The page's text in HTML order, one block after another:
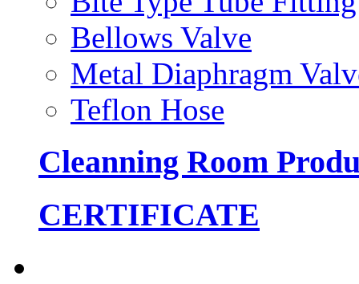
Bellows Valve
Metal Diaphragm
Teflon Hose
Cleanning Room
CERTIFICATE